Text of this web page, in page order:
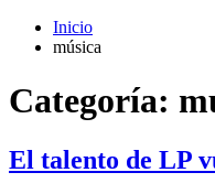
Inicio
música
Categoría:
El talento de LP